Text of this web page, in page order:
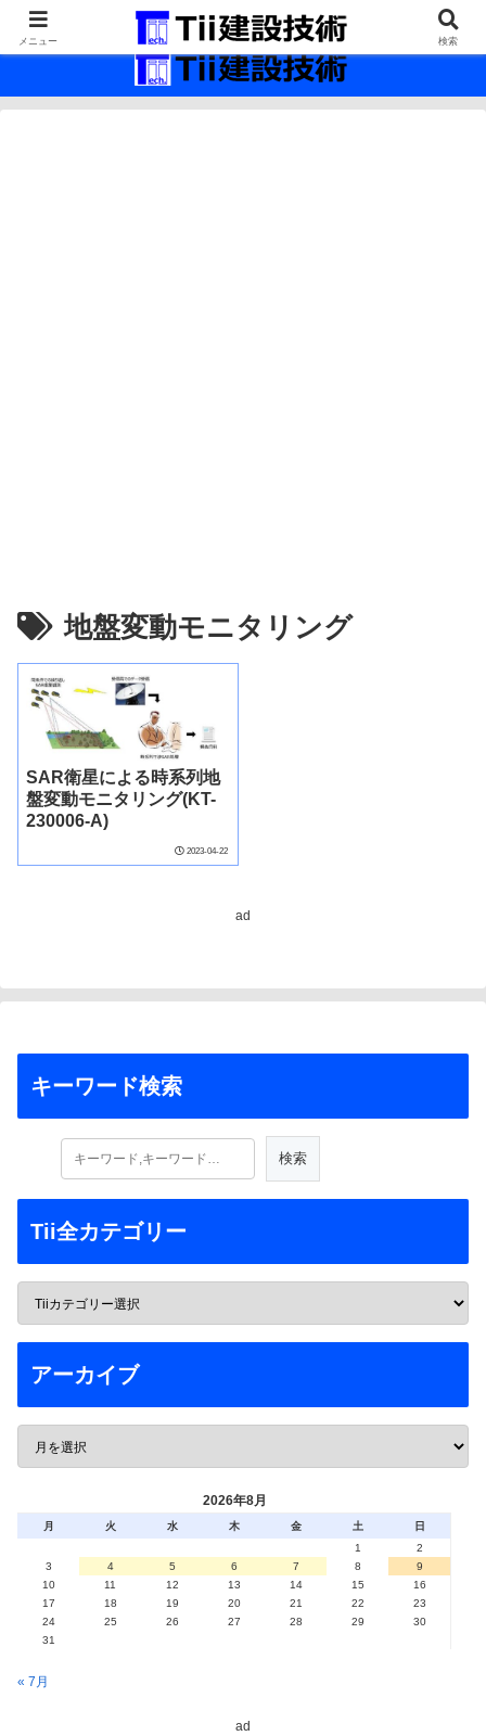
最新の建設技術の情報インフラ。
地盤変動モニタリング
SAR衛星による時系列地
盤変動モニタリング(KT-
230006-A)
2023-04-22
ad
キーワード検索
Tii全カテゴリー
アーカイブ
2026年8月
月 火 水 木 金 土
日
1
2
3
4 5 6 7 8
9
10
11 12 13 14 15
16
17
18 19 20 21 22
23
24
25 26 27 28 29
30
31
« 7月
ad
メニュー 検索